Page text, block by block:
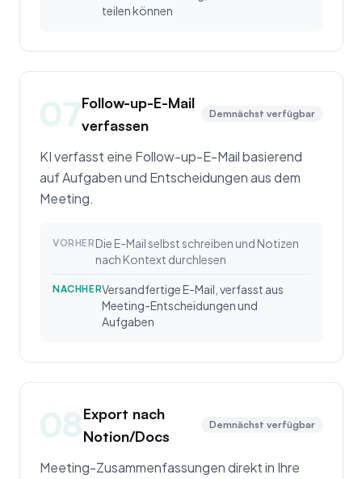
teilen können
07Follow-up-E-Mail
verfassen
Demnächst verfügbar
KI verfasst eine Follow-up-E-Mail basierend
auf Aufgaben und Entscheidungen aus dem
Meeting.
VORHER Die E-Mail selbst schreiben und Notizen
nach Kontext durchlesen
NACHHERVersandfertige E-Mail, verfasst aus
Meeting-Entscheidungen und
Aufgaben
08Export nach
Notion/Docs
Demnächst verfügbar
Meeting-Zusammenfassungen direkt in Ihre